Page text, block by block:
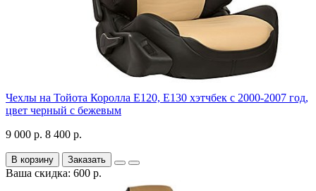
Чехлы на Тойота Королла Е120, Е130 хэтчбек с 2000-2007 год,
цвет черный с бежевым
9 000 р. 8 400 р.
В корзину Заказать
Ваша скидка: 600 р.